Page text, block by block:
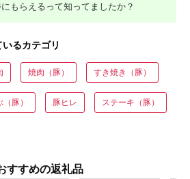
もらえるって知ってましたか？
るカテゴリ
焼肉（豚） すき焼き（豚）
豚） 豚ヒレ ステーキ（豚）
すすめの返礼品